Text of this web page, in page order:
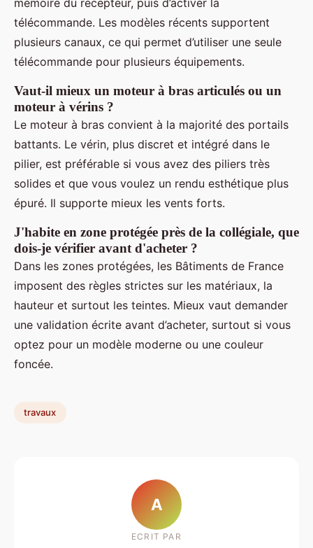
télécommande. Les modèles récents supportent
plusieurs canaux, ce qui permet d’utiliser une seule
télécommande pour plusieurs équipements.
Vaut-il mieux un moteur à bras articulés ou un
moteur à vérins ?
Le moteur à bras convient à la majorité des portails
battants. Le vérin, plus discret et intégré dans le
pilier, est préférable si vous avez des piliers très
solides et que vous voulez un rendu esthétique plus
épuré. Il supporte mieux les vents forts.
J'habite en zone protégée près de la collégiale, que
dois-je vérifier avant d'acheter ?
Dans les zones protégées, les Bâtiments de France
imposent des règles strictes sur les matériaux, la
hauteur et surtout les teintes. Mieux vaut demander
une validation écrite avant d’acheter, surtout si vous
optez pour un modèle moderne ou une couleur
foncée.
travaux
A
ECRIT PAR